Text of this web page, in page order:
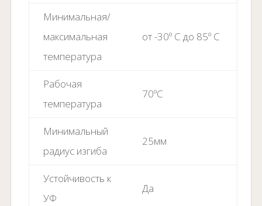
Минимальная/
максимальная
температура
от -30º C до 85º C
Рабочая
температура
70ºC
Минимальный
радиус изгиба
25мм
Устойчивость к
УФ
Да